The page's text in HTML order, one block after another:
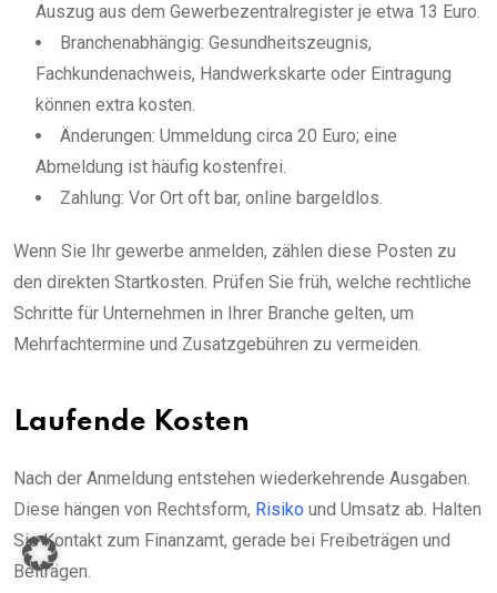
Auszug aus dem Gewerbezentralregister je etwa 13 Euro.
Branchenabhängig: Gesundheitszeugnis,
Fachkundenachweis, Handwerkskarte oder Eintragung
können extra kosten.
Änderungen: Ummeldung circa 20 Euro; eine
Abmeldung ist häufig kostenfrei.
Zahlung: Vor Ort oft bar, online bargeldlos.
Wenn Sie Ihr gewerbe anmelden, zählen diese Posten zu
den direkten Startkosten. Prüfen Sie früh, welche rechtliche
Schritte für Unternehmen in Ihrer Branche gelten, um
Mehrfachtermine und Zusatzgebühren zu vermeiden.
Laufende Kosten
Nach der Anmeldung entstehen wiederkehrende Ausgaben.
Diese hängen von Rechtsform, Risiko und Umsatz ab. Halten
Sie Kontakt zum Finanzamt, gerade bei Freibeträgen und
Beiträgen.